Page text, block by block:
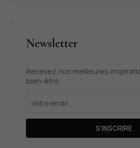
Newsletter
Recevez nos meilleures
bien-être.
S'INSCRIRE